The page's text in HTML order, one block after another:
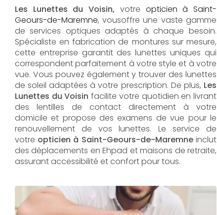
Les Lunettes du Voisin, votre opticien à Saint-
Geours-de-Maremne, vousoffre une vaste gamme
de services optiques adaptés à chaque besoin.
Spécialiste en fabrication de montures sur mesure,
cette entreprise garantit des lunettes uniques qui
correspondent parfaitement à votre style et à votre
vue. Vous pouvez également y trouver des lunettes
de soleil adaptées à votre prescription. De plus, Les
Lunettes du Voisin facilite votre quotidien en livrant
des lentilles de contact directement à votre
domicile et propose des examens de vue pour le
renouvellement de vos lunettes. Le service de
votre opticien à Saint-Geours-de-Maremneinclut
des déplacements en Ehpad et maisons de retraite,
assurant accessibilité et confort pour tous.